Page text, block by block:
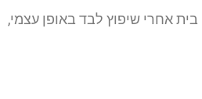
אחרי שיפוץ לבד באופן עצמי,